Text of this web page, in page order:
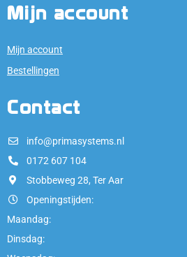
Mijn account
Mijn account
Bestellingen
Contact
info@primasystems.nl
0172 607 104
Stobbeweg 28, Ter Aar
Openingstijden:
Maandag:
Dinsdag: